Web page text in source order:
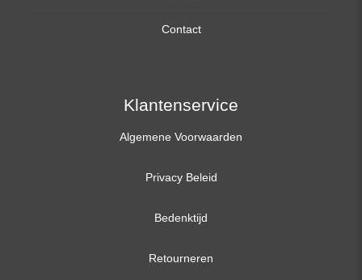
17,3 inch
Contact
Klantenservice
Algemene Voorwaarden
Privacy Beleid
Bedenktijd
Retourneren